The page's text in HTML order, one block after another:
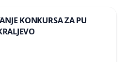
KONKURSA ZA PU